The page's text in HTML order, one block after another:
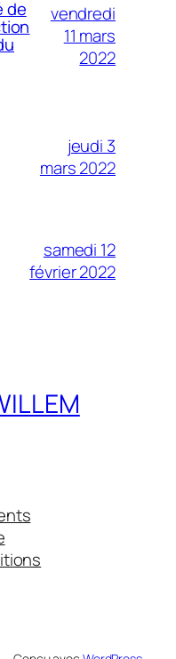
de
vendredi
11 mars
2022
jeudi 3
mars 2022
samedi 12
février 2022